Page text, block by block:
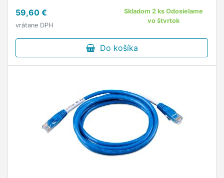
59,60 €
vrátane DPH
Skladom 2 ks Odosielame
vo štvrtok
Do košíka